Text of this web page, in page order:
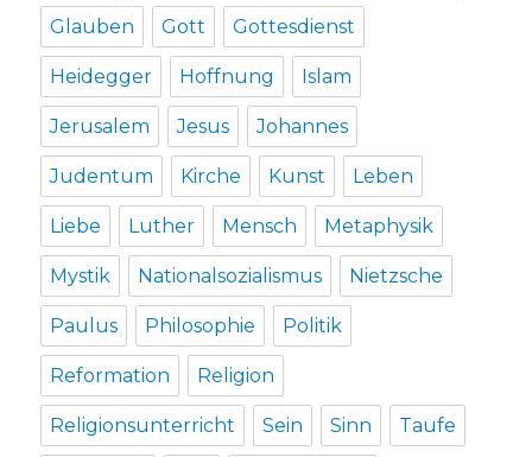
Glauben Gott Gottesdienst
Heidegger Hoffnung Islam
Jerusalem Jesus Johannes
Judentum Kirche Kunst Leben
Liebe Luther Mensch Metaphysik
Mystik Nationalsozialismus Nietzsche
Paulus Philosophie Politik
Reformation Religion
Religionsunterricht Sein Sinn Taufe